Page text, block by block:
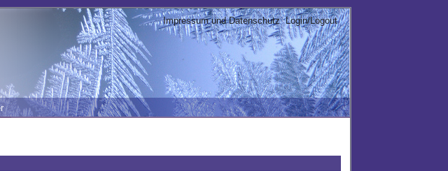
Impressum und Datenschutz Login/Logout